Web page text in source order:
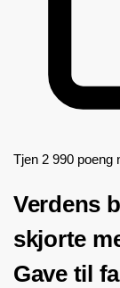
Tjen 2 990 poeng
Verdens
skjorte
Gave til